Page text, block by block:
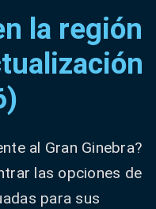
la región
al Gran Ginebra?
las opciones de
para sus